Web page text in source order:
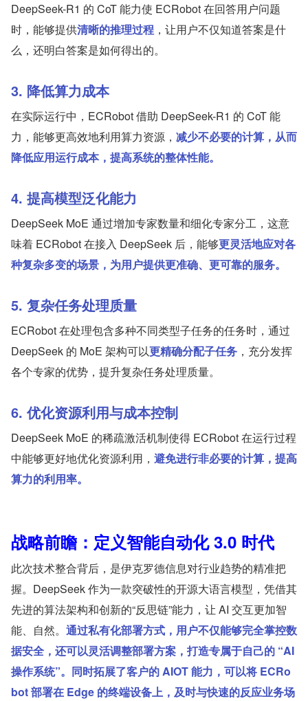
DeepSeek-R1 的 CoT 能力使 ECRobot 在回答用户问题
时，能够提供清晰的推理过程 ，让用户不仅知道答案是什
么，还明白答案是如何得出的。
3. 降低算力成本
在实际运行中，ECRobot 借助 DeepSeek-R1 的 CoT 能
力，能够更高效地利用算力资源， 减少不必要的计算，从而
降低应用运行成本，提高系统的整体性能。
4. 提高模型泛化能力
DeepSeek MoE 通过增加专家数量和细化专家分工，这意
味着 ECRobot 在接入 DeepSeek 后，能够更灵活地应对各
种复杂多变的场景，为用户提供更准确、更可靠的服务。
5. 复杂任务处理质量
ECRobot 在处理包含多种不同类型子任务的任务时，通过
DeepSeek 的 MoE 架构可以更精确分配子任务 ，充分发挥
各个专家的优势，提升复杂任务处理质量。
6. 优化资源利用与成本控制
DeepSeek MoE 的稀疏激活机制使得 ECRobot 在运行过程
中能够更好地优化资源利用， 避免进行非必要的计算，提高
算力的利用率。
战略前瞻：定义智能自动化 3.0 时代
此次技术整合背后，是伊克罗德信息对行业趋势的精准把
握。DeepSeek 作为一款突破性的开源大语言模型，凭借其
先进的算法架构和创新的“反思链”能力，让 AI 交互更加智
能、自然。 通过私有化部署方式，用户不仅能够完全掌控数
据安全，还可以灵活调整部署方案，打造专属于自己的 “AI
操作系统”。同时拓展了客户的 AIOT 能力，可以将 ECRo
bot 部署在 Edge 的终端设备上，及时与快速的反应业务场